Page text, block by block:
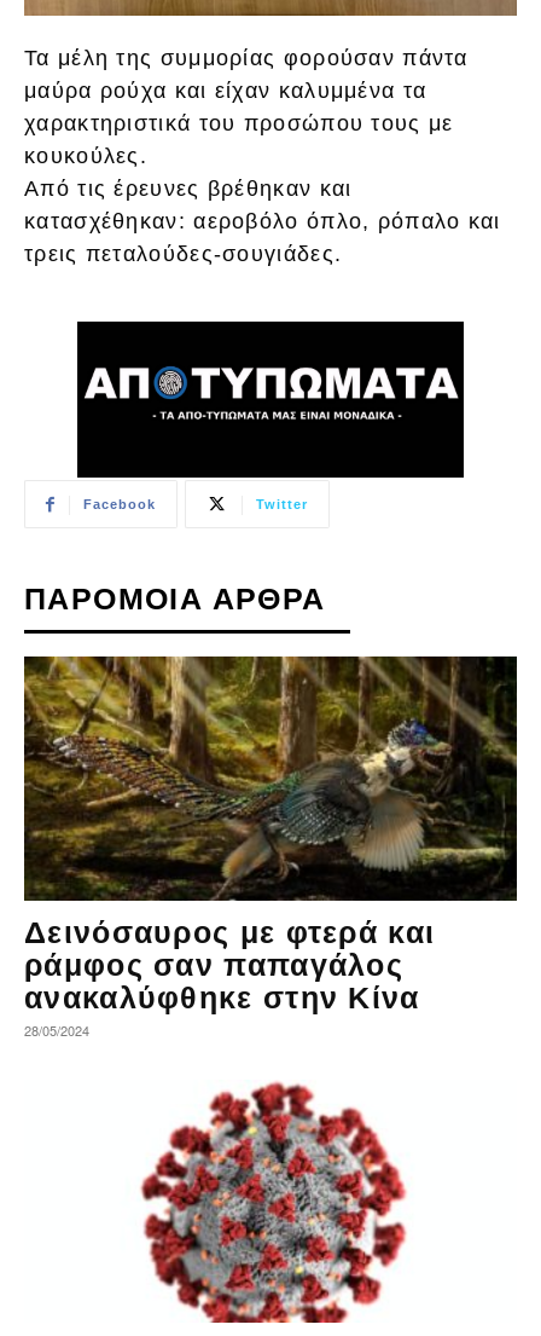
Τα μέλη της συμμορίας φορούσαν πάντα
μαύρα ρούχα και είχαν καλυμμένα τα
χαρακτηριστικά του προσώπου τους με
κουκούλες.
Από τις έρευνες βρέθηκαν και
κατασχέθηκαν: αεροβόλο όπλο, ρόπαλο και
τρεις πεταλούδες-σουγιάδες.
Facebook Twitter
ΠΑΡΟΜΟΙΑ ΑΡΘΡΑ
Δεινόσαυρος με φτερά και
ράμφος σαν παπαγάλος
ανακαλύφθηκε στην Κίνα
28/05/2024